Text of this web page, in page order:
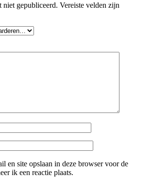
niet gepubliceerd. Vereiste velden zijn
en site opslaan in deze browser voor de
ik een reactie plaats.